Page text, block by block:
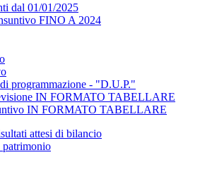
dal 01/01/2025
FINO A 2024
programmazione - "D.U.P."
IN FORMATO TABELLARE
IN FORMATO TABELLARE
attesi di bilancio
patrimonio